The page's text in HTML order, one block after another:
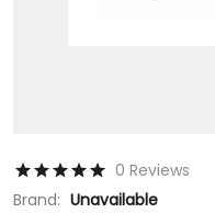
0 Reviews
Brand: Unavailable